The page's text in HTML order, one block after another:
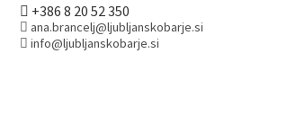
+386 8 20 52 350
ana.brancelj@ljubljanskobarje.si
info@ljubljanskobarje.si